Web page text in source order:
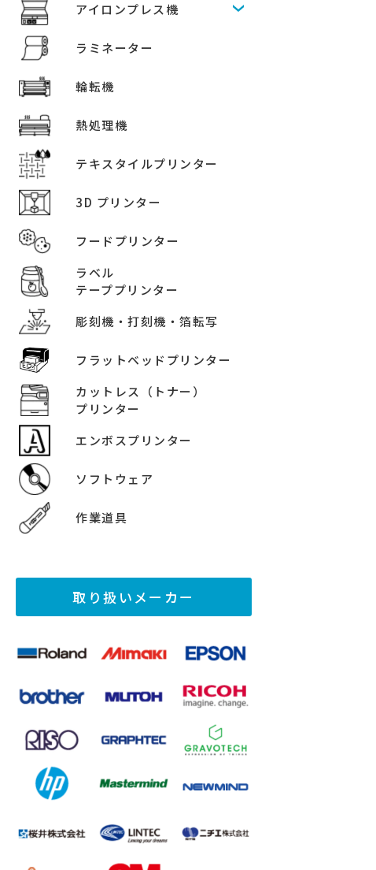
アイロンプレス機
ラミネーター
輪転機
熱処理機
テキスタイルプリンター
3D プリンター
フードプリンター
ラベル
テーププリンター
彫刻機・打刻機・箔転写
フラットベッドプリンター
カットレス（トナー）
プリンター
エンボスプリンター
ソフトウェア
作業道具
取り扱いメーカー